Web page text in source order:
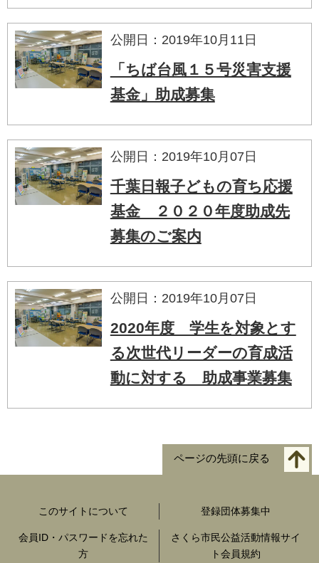
公開日：2019年10月11日
「ちば台風１５号災害支援
基金」助成募集
公開日：2019年10月07日
千葉日報子どもの育ち応援
基金 ２０２０年度助成先
募集のご案内
公開日：2019年10月07日
2020年度 学生を対象とす
る次世代リーダーの育成活
動に対する 助成事業募集
ページの先頭に戻る
このサイトについて 登録団体募集中
会員ID・パスワードを忘れた
方
さくら市民公益活動情報サイ
ト会員規約